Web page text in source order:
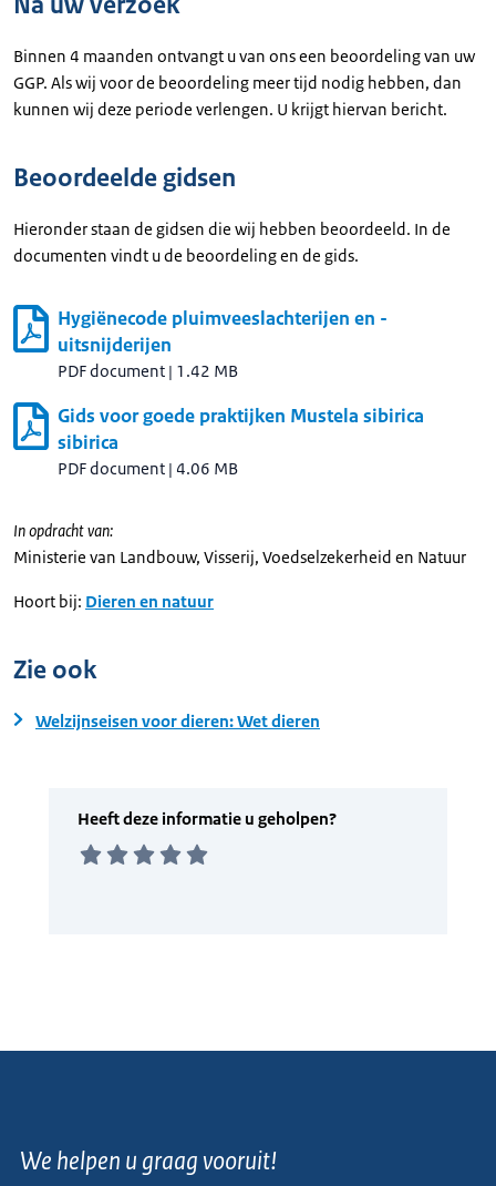
Binnen 4 maanden ontvangt u van ons een beoordeling van uw
GGP. Als wij voor de beoordeling meer tijd nodig hebben, dan
kunnen wij deze periode verlengen. U krijgt hiervan bericht.
Beoordeelde gidsen
Hieronder staan de gidsen die wij hebben beoordeeld. In de
documenten vindt u de beoordeling en de gids.
Hygiënecode pluimveeslachterijen en -
uitsnijderijen
PDF document | 1.42 MB
Gids voor goede praktijken Mustela sibirica
sibirica
PDF document | 4.06 MB
In opdracht van:
Ministerie van Landbouw, Visserij, Voedselzekerheid en Natuur
Hoort bij: Dieren en natuur
Zie ook
Welzijnseisen voor dieren: Wet dieren
We helpen u graag vooruit!